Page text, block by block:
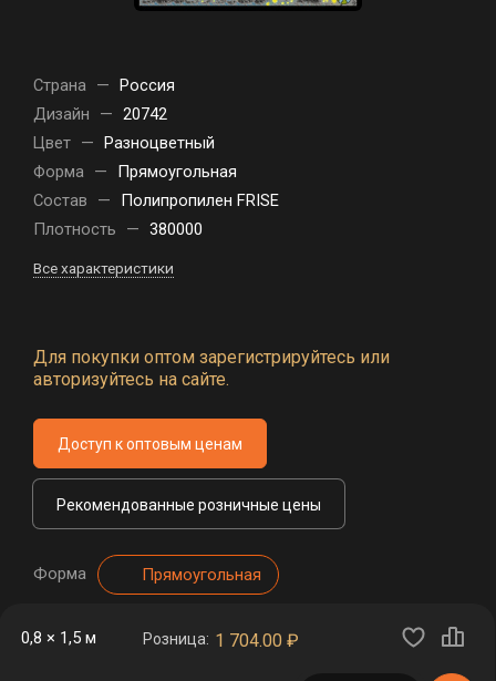
Страна — Россия
Дизайн
— 20742
Цвет — Разноцветный
Форма —
Прямоугольная
Состав
—
Полипропилен FRISE
Плотность
— 380000
Все характеристики
Для покупки оптом зарегистрируйтесь или
авторизуйтесь на сайте.
Доступ к оптовым ценам
Рекомендованные розничные цены
Форма Прямоугольная
0,8 × 1,5 м Розница: 1 704.00 ₽